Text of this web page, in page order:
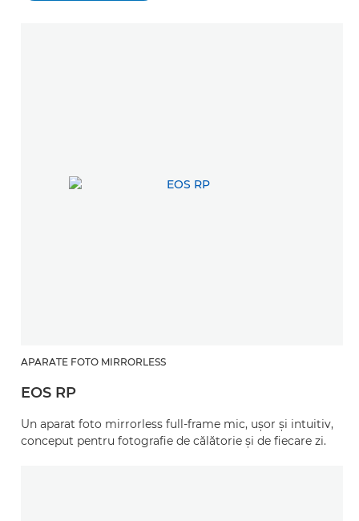
APARATE FOTO MIRRORLESS
EOS RP
Un aparat foto mirrorless full-frame mic, uşor şi intuitiv,
conceput pentru fotografie de călătorie şi de fiecare zi.